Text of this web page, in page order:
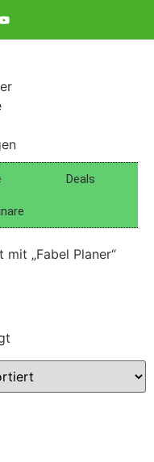
Deals
„Fabel Planer“